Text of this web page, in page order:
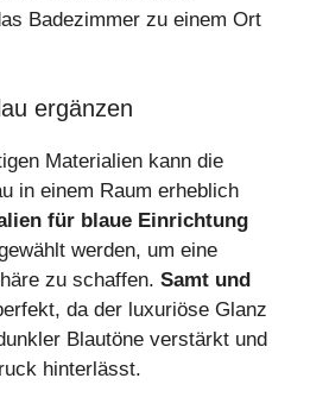
Badezimmer zu einem Ort
ergänzen
Materialien kann die
in einem Raum erheblich
für blaue Einrichtung
werden, um eine
zu schaffen. Samt und
da der luxuriöse Glanz
Blautöne verstärkt und
hinterlässt.